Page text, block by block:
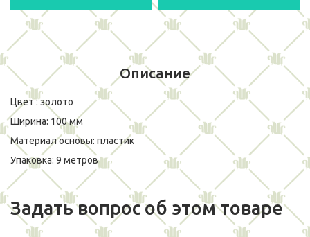
Описание
Цвет : золото
Ширина: 100 мм
Материал основы: пластик
Упаковка: 9 метров
Задать вопрос об этом товаре